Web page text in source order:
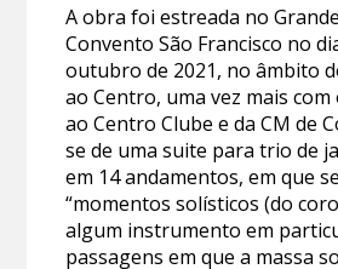
A obra foi estreada no
Convento São Francisco no
outubro de 2021, no âmbito
ao Centro, uma vez mais com
ao Centro Clube e da CM de
se de uma suite para trio de
em 14 andamentos, em que
“momentos solísticos (do
algum instrumento em
passagens em que a massa